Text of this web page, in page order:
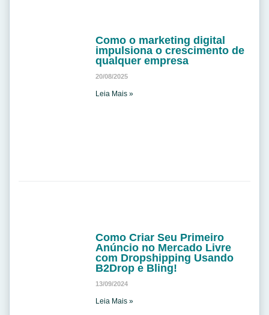
Como o marketing digital
impulsiona o crescimento de
qualquer empresa
20/08/2025
Leia Mais »
Como Criar Seu Primeiro
Anúncio no Mercado Livre
com Dropshipping Usando
B2Drop e Bling!
13/09/2024
Leia Mais »